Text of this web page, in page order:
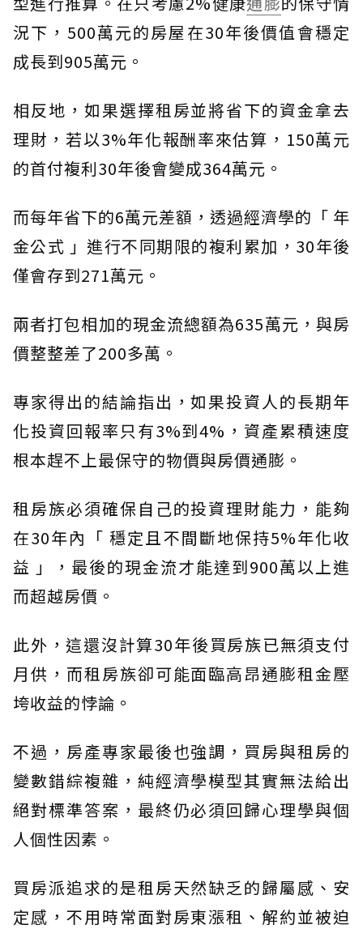
況下，500萬元的房屋在30年後價值會穩定
成長到905萬元。
相反地，如果選擇租房並將省下的資金拿去
理財，若以3%年化報酬率來估算，150萬元
的首付複利30年後會變成364萬元。
而每年省下的6萬元差額，透過經濟學的「 年
金公式 」進行不同期限的複利累加，30年後
僅會存到271萬元。
兩者打包相加的現金流總額為635萬元，與房
價整整差了200多萬。
專家得出的結論指出，如果投資人的長期年
化投資回報率只有3%到4%，資產累積速度
根本趕不上最保守的物價與房價通膨。
租房族必須確保自己的投資理財能力，能夠
在30年內「 穩定且不間斷地保持5%年化收
益 」，最後的現金流才能達到900萬以上進
而超越房價。
此外，這還沒計算30年後買房族已無須支付
月供，而租房族卻可能面臨高昂通膨租金壓
垮收益的悖論。
不過，房產專家最後也強調，買房與租房的
變數錯綜複雜，純經濟學模型其實無法給出
絕對標準答案，最終仍必須回歸心理學與個
人個性因素。
買房派追求的是租房天然缺乏的歸屬感、安
定感，不用時常面對房東漲租、解約並被迫